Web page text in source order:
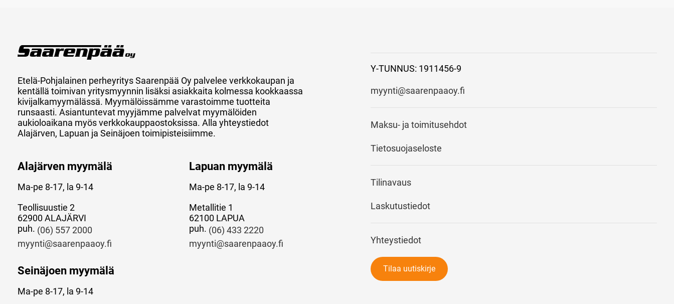
Etelä-Pohjalainen perheyritys Saarenpää Oy palvelee verkkokaupan ja
kentällä toimivan yritysmyynnin lisäksi asiakkaita kolmessa kookkaassa
kivijalkamyymälässä. Myymälöissämme varastoimme tuotteita
runsaasti. Asiantuntevat myyjämme palvelvat myymälöiden
aukioloaikana myös verkkokauppaostoksissa. Alla yhteystiedot
Alajärven, Lapuan ja Seinäjoen toimipisteisiimme.
Alajärven myymälä
Ma-pe 8-17, la 9-14
Teollisuustie 2
62900 ALAJÄRVI
puh. (06) 557 2000
myynti@saarenpaaoy.fi
Lapuan myymälä
Ma-pe 8-17, la 9-14
Metallitie 1
62100 LAPUA
puh. (06) 433 2220
myynti@saarenpaaoy.fi
Seinäjoen myymälä
Ma-pe 8-17, la 9-14
Y-TUNNUS: 1911456-9
myynti@saarenpaaoy.fi
Maksu- ja toimitusehdot
Tietosuojaseloste
Tilinavaus
Laskutustiedot
Yhteystiedot
Tilaa uutiskirje